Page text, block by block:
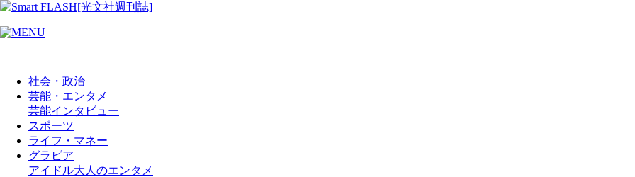
社会・政治
芸能・エンタメ
芸能インタビュー
スポーツ
ライフ・マネー
グラビア
アイドル大人のエンタメ